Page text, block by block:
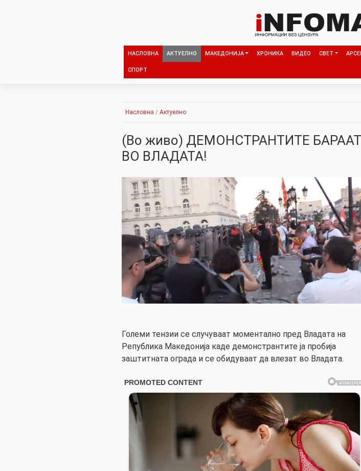
НАСЛОВНА АКТУЕЛНО МАКЕДОНИЈА ХРОНИКА ВИДЕО СВЕТ
СПОРТ
Насловна / Актуелно
(Во живо) ДЕМОНСТРАНТИТЕ
ВО ВЛАДАТА!
Големи тензии се случуваат моментално пред Владата на
Република Македонија каде демонстрантите ја пробија
заштитната ограда и се обидуваат да влезат во Владата.